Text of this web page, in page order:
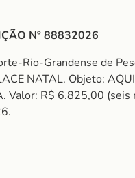
Nº 88832026
Rio-Grandense de
NATAL. Objeto:
Valor: R$ 6.825,00